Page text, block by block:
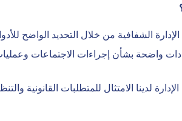
الشفافية من خلال التحديد الواضح
واضحة بشأن إجراءات الاجتماعات
لدينا الامتثال للمتطلبات القانونية